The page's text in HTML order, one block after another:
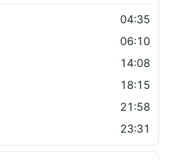
04:35
06:10
14:08
18:15
21:58
23:31